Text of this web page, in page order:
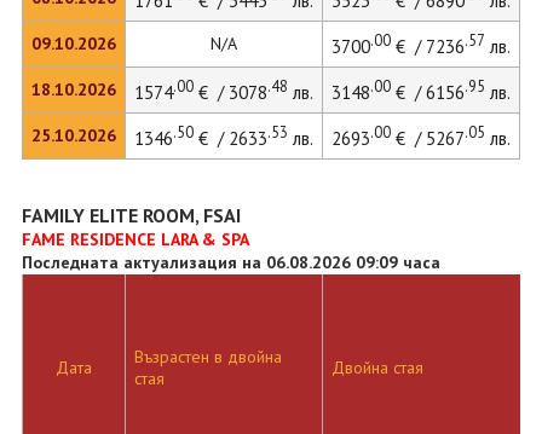
09.10.2026
18.10.2026
25.10.2026
N/A 3700.00€ / 7236.57 лв.
1574.00€ / 3078.48 лв. 3148.00€ / 6156.95 лв.
1346.50€ / 2633.53 лв. 2693.00€ / 5267.05 лв.
FAMILY ELITE ROOM, FSAI
FAME RESIDENCE LARA & SPA
Последната актуализация на 06.08.2026 09:09 часа
Дата
Възрастен в двойна
стая
Двойна стая